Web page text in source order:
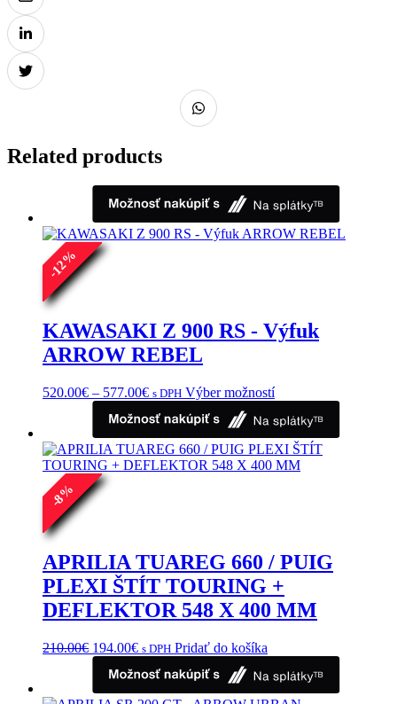
Related products
-
12
%
KAWASAKI Z 900 RS - Výfuk
ARROW REBEL
520.00€ – 577.00€Price
520.00€
through
577.00€
s DPH Výber možnostíTento
má
viacero
variantov.
Možnosti
produktu.
-
8
%
APRILIA TUAREG 660 / PUIG
PLEXI ŠTÍT TOURING +
DEFLEKTOR 548 X 400 MM
210.00€ Pôvodná
cena
bola:
210.00€.
194.00€Aktuálna
je:
194.00€.
s DPH Pridať do košíka